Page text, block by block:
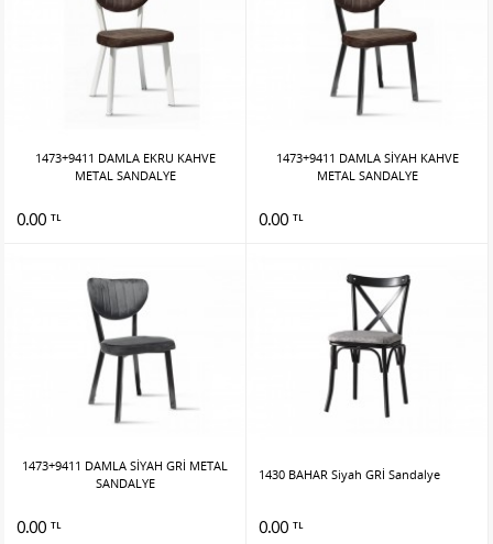
1473+9411 DAMLA EKRU KAHVE
METAL SANDALYE
0.00 TL
1473+9411 DAMLA SİYAH KAHVE
METAL SANDALYE
0.00 TL
1473+9411 DAMLA SİYAH GRİ METAL
SANDALYE
0.00 TL
1430 BAHAR Siyah GRİ Sandalye
0.00 TL